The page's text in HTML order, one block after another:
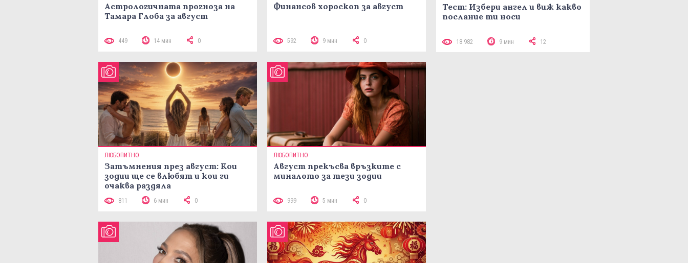
Астрологичната прогноза на
Тамара Глоба за август
449 14 мин 0
Финансов хороскоп за август
592 9 мин 0
ЛЮБОПИТНО
Затъмнения през август: Кои
зодии ще се влюбят и кои ги
очаква раздяла
811 6 мин 0
ЛЮБОПИТНО
Август прекъсва връзките с
миналото за тези зодии
999 5 мин 0
Тест: Избери ангел и виж какво
послание ти носи
18 982 9 мин 12